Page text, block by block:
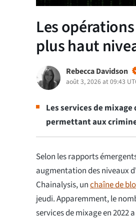
Les
plus haut
Rebecca Davidson
août 3, 2026 at 09:43
Les services de
permettant aux
Selon les rapports
augmentation des niveaux
Chainalysis, unchaîne de
jeudi. Apparemment, le
services de mixage en 2022